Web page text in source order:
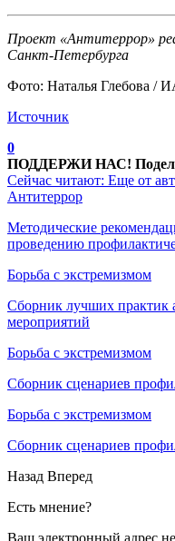
Проект «Антитеррор»
Санкт-Петербурга
Фото: Наталья Глебова /
Источник
0
ПОДДЕРЖИ НАС!
Сейчас читают: Еще от
Антитеррор
Методические
проведению
Борьба с экстремизмом
Сборник лучших практик
мероприятий
Борьба с экстремизмом
Сборник сценариев
Борьба с экстремизмом
Сборник сценариев
Назад Вперед
Есть мнение?
Ваш электронный адрес